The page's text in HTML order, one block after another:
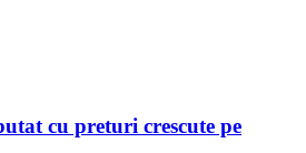
cu preturi crescute pe